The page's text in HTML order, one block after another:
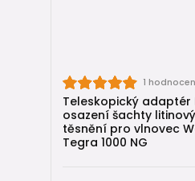
1
Teleskopický adaptér
osazení šachty
těsnění pro vlnovec
Tegra 1000 NG